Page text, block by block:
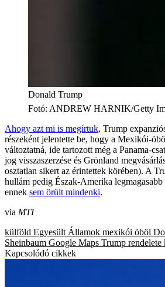
Donald Trump
Fotó: ANDREW HARNIK/Getty
Ahogy azt mi is megírtuk, Trump
részeként jelentette be, hogy a Mexikói-
változtatná, ide tartozott még a Panama-
jog visszaszerzése és Grönland
osztatlan sikert az érintettek körében). A
hullám pedig Észak-Amerika legmagasabb
ennek sem örült mindenki.
via MTI
külföld Egyesült Államok mexikói öböl
Sheinbaum Google Maps Trump rendelete
Kapcsolódó cikkek